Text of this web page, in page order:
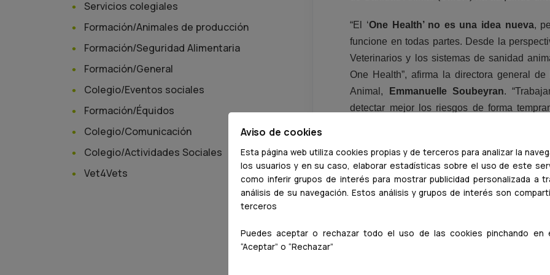
“El ‘One Health’ no es una idea nueva,
funcione en todas partes. Desde la
Veterinarios y los sistemas de sanidad
One Health”, afirma la directora general
Animal,
Emmanuelle Soubeyran.
detectar mejor los riesgos de forma
medios de vida, la salud pública y los
Sobre la base del Plan de Acción
impulsandoavances en áreas
implementación práctica del enfoque a
científica y del intercambio de
implicación política, y la movilización de
En este sentido, la organización trabaja
compromisos en acciones concretas
Servicios colegiales
Formación/Animales de producción
Formación/Seguridad Alimentaria
Formación/General
Colegio/Eventos sociales
Formación/Équidos
Colegio/Comunicación
Colegio/Actividades Sociales
Vet4Vets
Aviso de cookies
Esta página web utiliza cookies propias y de terceros para analizar la
los usuarios y en su caso, elaborar estadísticas sobre el uso de este
como inferir grupos de interés para mostrar publicidad personalizada a
análisis de su navegación. Estos análisis y grupos de interés son
terceros
Puedes aceptar o rechazar todo el uso de las cookies pinchando en
“Aceptar” o “Rechazar”